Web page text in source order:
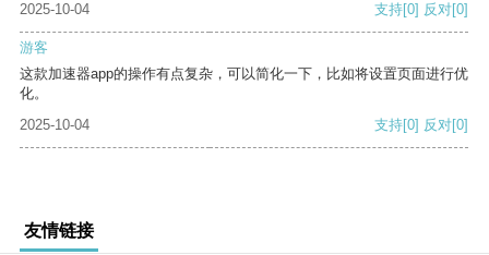
2025-10-04
支持[0] 反对[0]
游客
这款加速器app的操作有点复杂，可以简化一下，比如将设置页面进行优
化。
2025-10-04
支持[0] 反对[0]
友情链接